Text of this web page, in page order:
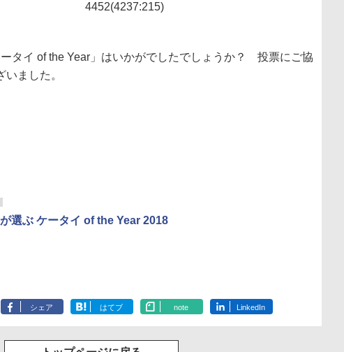
4452(4237:215)
タイ of the Year」はいかがでしたでしょうか？ 投票にご協
ました。
選ぶ ケータイ of the Year 2018
シェア はてブ note LinkedIn